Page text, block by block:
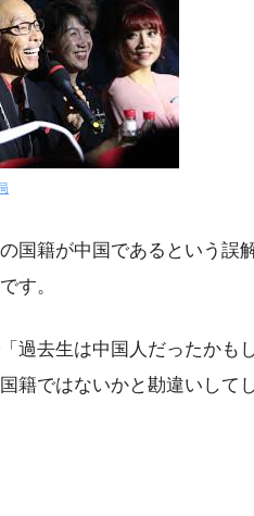
国籍が中国であるという誤
す。
過去生は中国人だったかも
籍ではないかと勘違いして